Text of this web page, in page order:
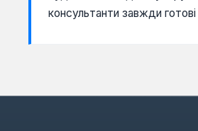
консультанти завжди